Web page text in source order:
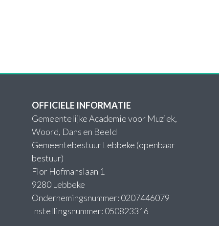
OFFICIELE INFORMATIE
Gemeentelijke Academie voor Muziek,
Woord, Dans en Beeld
Gemeentebestuur Lebbeke (openbaar
bestuur)
Flor Hofmanslaan 1
9280 Lebbeke
Ondernemingsnummer: 0207446079
Instellingsnummer: 050823316